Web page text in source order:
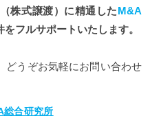
株式譲渡）に精通したM&A
フルサポートいたします。
どうぞお気軽にお問い合わせ
総合研究所